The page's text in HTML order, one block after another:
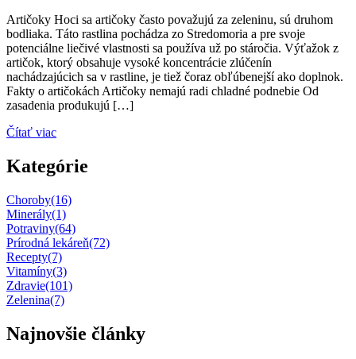
Artičoky Hoci sa artičoky často považujú za zeleninu, sú druhom
bodliaka. Táto rastlina pochádza zo Stredomoria a pre svoje
potenciálne liečivé vlastnosti sa používa už po stáročia. Výťažok z
artičok, ktorý obsahuje vysoké koncentrácie zlúčenín
nachádzajúcich sa v rastline, je tiež čoraz obľúbenejší ako doplnok.
Fakty o artičokách Artičoky nemajú radi chladné podnebie Od
zasadenia produkujú […]
Čítať viac
Kategórie
Choroby(16)
Minerály(1)
Potraviny(64)
Prírodná lekáreň(72)
Recepty(7)
Vitamíny(3)
Zdravie(101)
Zelenina(7)
Najnovšie články